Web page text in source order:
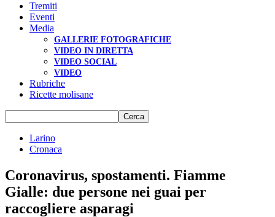
Tremiti
Eventi
Media
GALLERIE FOTOGRAFICHE
VIDEO IN DIRETTA
VIDEO SOCIAL
VIDEO
Rubriche
Ricette molisane
Larino
Cronaca
Coronavirus, spostamenti. Fiamme
Gialle: due persone nei guai per
raccogliere asparagi